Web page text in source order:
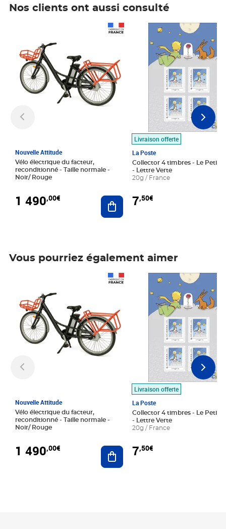
Nos clients ont aussi consulté
Nouvelle Attitude
Vélo électrique du facteur,
reconditionné - Taille normale -
Noir/ Rouge
1 490,00€ Ajouter au panier
Livraison offerte
La Poste
Collector 4 timbres - Le Petit
- Lettre Verte
20g / France
7,50€
Prix 7,50€
Vous pourriez également aimer
Nouvelle Attitude
Vélo électrique du facteur,
reconditionné - Taille normale -
Noir/ Rouge
1 490,00€ Ajouter au panier
Livraison offerte
La Poste
Collector 4 timbres - Le Petit
- Lettre Verte
20g / France
7,50€
Prix 7,50€